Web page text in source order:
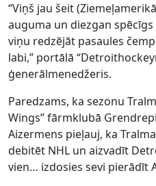
“Viņš jau šeit
auguma un diezgan
viņu redzējāt pasaules
labi,” portālā
ģenerālmenedžeris.
Paredzams, ka sezonu
Wings” fārmklubā
Aizermens pieļauj, ka
debitēt NHL un aizvadīt
vien… izdosies sevi pierādīt